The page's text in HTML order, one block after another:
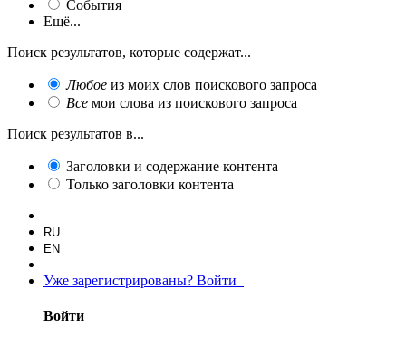
События
Ещё...
Поиск результатов, которые содержат...
Любое из моих слов поискового запроса
Все мои слова из поискового запроса
Поиск результатов в...
Заголовки и содержание контента
Только заголовки контента
RU
EN
Уже зарегистрированы? Войти
Войти